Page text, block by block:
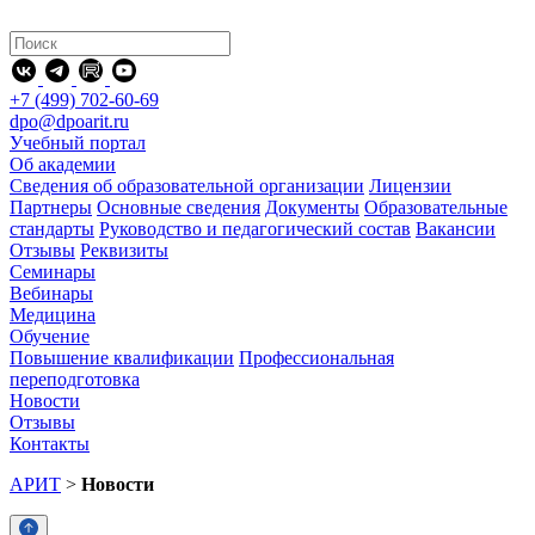
+7 (499) 702-60-69
dpo@dpoarit.ru
Учебный портал
Об академии
Сведения об образовательной организации Лицензии
Партнеры Основные сведения Документы Образовательные
стандарты Руководство и педагогический состав Вакансии
Отзывы Реквизиты
Семинары
Вебинары
Медицина
Обучение
Повышение квалификации Профессиональная
переподготовка
Новости
Отзывы
Контакты
АРИТ > Новости